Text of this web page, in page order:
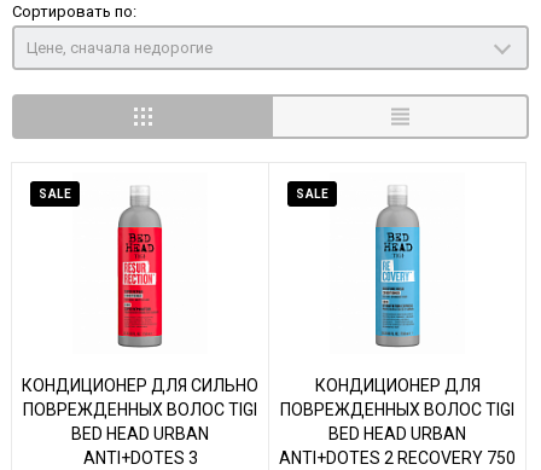
Сортировать по:
Цене, сначала недорогие
SALE
КОНДИЦИОНЕР ДЛЯ СИЛЬНО
ПОВРЕЖДЕННЫХ ВОЛОС TIGI
BED HEAD URBAN
ANTI+DOTES 3
SALE
КОНДИЦИОНЕР ДЛЯ
ПОВРЕЖДЕННЫХ ВОЛОС TIGI
BED HEAD URBAN
ANTI+DOTES 2 RECOVERY 750